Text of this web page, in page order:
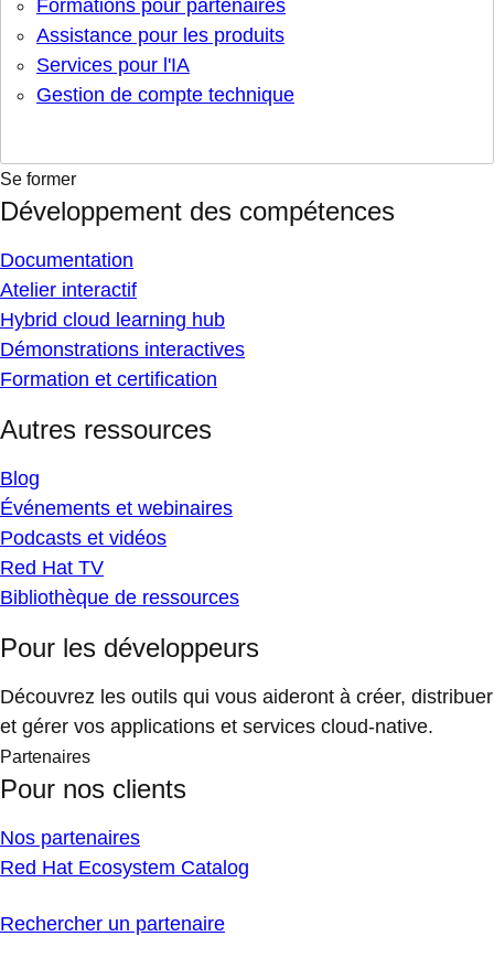
Formations pour partenaires
Assistance pour les produits
Services pour l'IA
Gestion de compte technique
Se former
Développement des compétences
Documentation
Atelier interactif
Hybrid cloud learning hub
Démonstrations interactives
Formation et certification
Autres ressources
Blog
Événements et webinaires
Podcasts et vidéos
Red Hat TV
Bibliothèque de ressources
Pour les développeurs
Découvrez les outils qui vous aideront à créer, distribuer
et gérer vos applications et services cloud-native.
Partenaires
Pour nos clients
Nos partenaires
Red Hat Ecosystem Catalog
Rechercher un partenaire